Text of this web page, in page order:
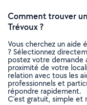
Comment trouver
Trévoux ?
Vous cherchez un aide
? Sélectionnez
postez votre demande
proximité de votre
relation avec tous les
professionnels et
répondre rapidement.
C’est gratuit, simple